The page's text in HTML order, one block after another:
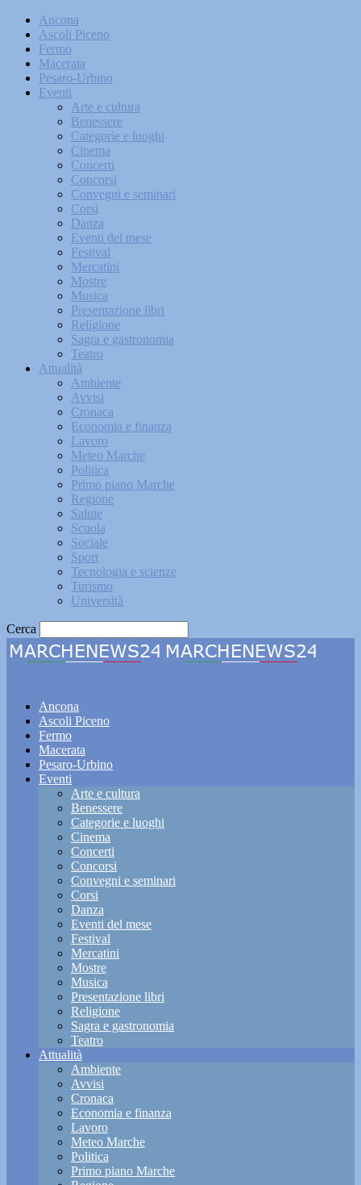
Ancona
Ascoli Piceno
Fermo
Macerata
Pesaro-Urbino
Eventi
Arte e cultura
Benessere
Categorie e luoghi
Cinema
Concerti
Concorsi
Convegni e seminari
Corsi
Danza
Eventi del mese
Festival
Mercatini
Mostre
Musica
Presentazione libri
Religione
Sagra e gastronomia
Teatro
Attualità
Ambiente
Avvisi
Cronaca
Economia e finanza
Lavoro
Meteo Marche
Politica
Primo piano Marche
Regione
Salute
Scuola
Sociale
Sport
Tecnologia e scienze
Turismo
Università
Cerca
Ancona
Ascoli Piceno
Fermo
Macerata
Pesaro-Urbino
Eventi
Arte e cultura
Benessere
Categorie e luoghi
Cinema
Concerti
Concorsi
Convegni e seminari
Corsi
Danza
Eventi del mese
Festival
Mercatini
Mostre
Musica
Presentazione libri
Religione
Sagra e gastronomia
Teatro
Attualità
Ambiente
Avvisi
Cronaca
Economia e finanza
Lavoro
Meteo Marche
Politica
Primo piano Marche